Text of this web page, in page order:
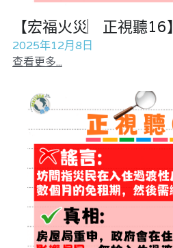
【宏福火災︳正視聽16】
2025年12月8日
查看更多...